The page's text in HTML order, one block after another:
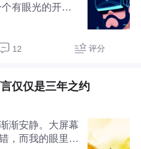
有眼光的开发
广州市天河区
此背景下，华为
营商的传统音
SDK，通过互
硬件投入，就能
。当前，CaaS
12 评分
仅仅是三年之约
渐安静。大屏幕
，而我的眼里，